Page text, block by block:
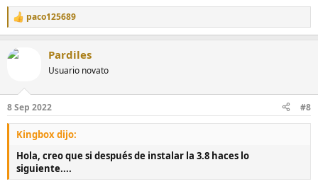
R
e
c
e
s
paco125689
Pardiles
Usuario novato
8 Sep 2022 #8
Kingbox dijo:
Hola, creo que si después de instalar la 3.8 haces lo
siguiente....